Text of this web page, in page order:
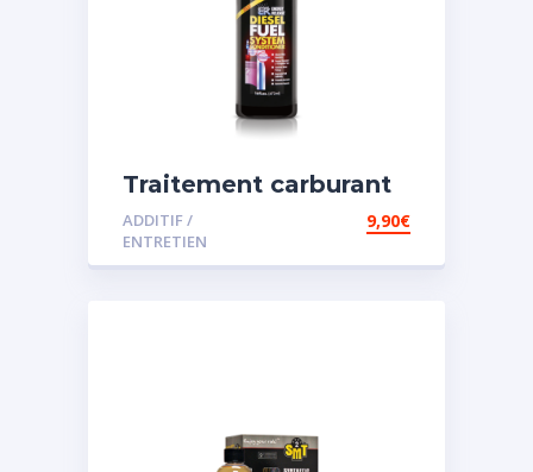
Traitement carburant
spécial diesel
ADDITIF /
ENTRETIEN
9,90€